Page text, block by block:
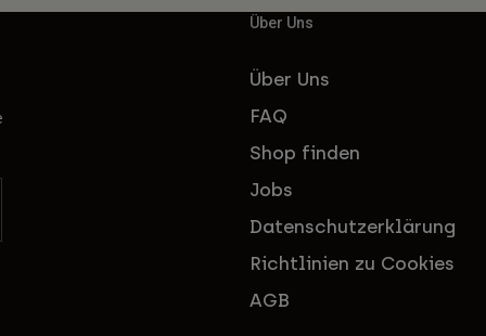
Über Uns
Über Uns
FAQ
Shop finden
Jobs
Datenschutzerklärung
Richtlinien zu Cookies
AGB